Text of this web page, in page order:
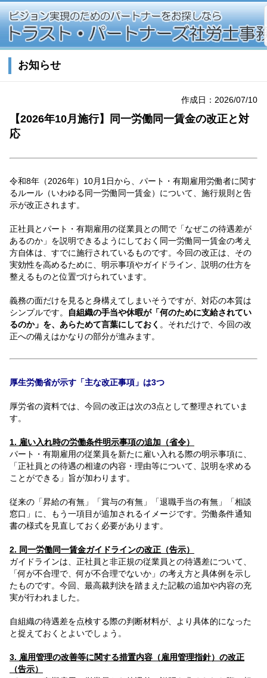
お知らせ
作成日：2026/07/10
【2026年10月施行】同一労働同一賃金の改正と対
応
令和8年（2026年）10月1日から、パート・有期雇用労働者に関す
るルール（いわゆる同一労働同一賃金）について、施行規則と告
示が改正されます。
正社員とパート・有期雇用の従業員との間で「なぜこの待遇差が
あるのか」を説明できるようにしておく同一労働同一賃金の考え
方自体は、すでに施行されているものです。今回の改正は、その
実効性を高めるために、明示事項やガイドライン、説明の仕方を
整えるものと位置づけられています。
義務の面だけを見ると身構えてしまいそうですが、対応の本質は
シンプルです。
自組織の手当や休暇が「何のために支給されてい
るのか」を、あらためて言葉にしておく 。それだけで、今回の改
正への備えはかなりの部分が進みます。
厚生労働省が示す「主な改正事項」は3つ
厚労省の資料では、今回の改正は次の3点として整理されていま
す。
1. 雇い入れ時の労働条件明示事項の追加（省令）
パート・有期雇用の従業員を新たに雇い入れる際の明示事項に、
「正社員との待遇の相違の内容・理由等について、説明を求める
ことができる」旨が加わります。
従来の「昇給の有無」「賞与の有無」「退職手当の有無」「相談
窓口」に、もう一項目が追加されるイメージです。労働条件通知
書の様式を見直しておく必要があります。
2. 同一労働同一賃金ガイドラインの改正（告示）
ガイドラインは、正社員と非正規の従業員との待遇差について、
「何が不合理で、何が不合理でないか」の考え方と具体例を示し
たものです。今回、最高裁判決を踏まえた記載の追加や内容の充
実が行われました。
自組織の待遇差を点検する際の判断材料が、より具体的になった
と捉えておくとよいでしょう。
3. 雇用管理の改善等に関する措置内容（雇用管理指針）の改正
（告示）